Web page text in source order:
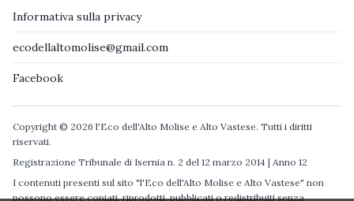
Informativa sulla privacy
ecodellaltomolise@gmail.com
Facebook
Copyright © 2026 l'Eco dell'Alto Molise e Alto Vastese. Tutti i diritti
riservati.
Registrazione Tribunale di Isernia n. 2 del 12 marzo 2014 | Anno 12
I contenuti presenti sul sito "l'Eco dell'Alto Molise e Alto Vastese" non
possono essere copiati, riprodotti, pubblicati o redistribuiti senza